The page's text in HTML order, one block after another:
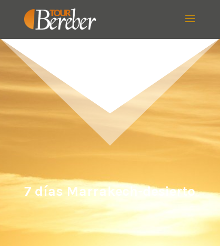
7 días Marrakech-desierto